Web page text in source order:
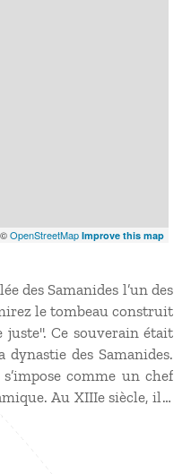
©OpenStreetMap Improve this map
des Samanides l’un des
le tombeau construit
juste". Ce souverain était
des Samanides.
comme un chef
Au XIIIe siècle, il a
dévastatrices de Gengis